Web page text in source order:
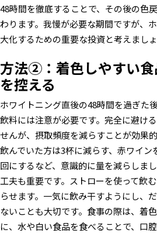
48時間を徹底することで、その後の色
わります。我慢が必要な期間ですが、
大化するための重要な投資と考えましょ
方法②：着色しやすい
を控える
ホワイトニング直後の48時間を過ぎた
飲料には注意が必要です。完全に避け
せんが、摂取頻度を減らすことが効果
飲んでいた方は3杯に減らす、赤ワイン
回にするなど、意識的に量を減らしま
工夫も重要です。ストローを使って飲
らせます。一気に飲み干すようにし、
ないことも大切です。食事の際は、着
に、水や白い食品を食べることで、口